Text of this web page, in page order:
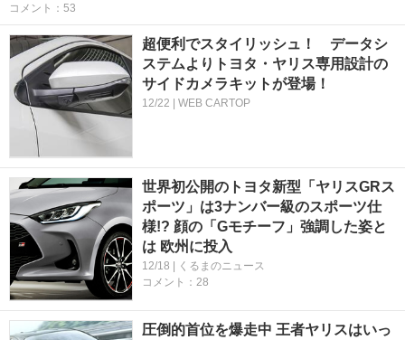
コメント：53
超便利でスタイリッシュ！ データシ
ステムよりトヨタ・ヤリス専用設計の
サイドカメラキットが登場！
12/22 | WEB CARTOP
世界初公開のトヨタ新型「ヤリスGRス
ポーツ」は3ナンバー級のスポーツ仕
様!? 顔の「Gモチーフ」強調した姿と
は 欧州に投入
12/18 | くるまのニュース
コメント：28
圧倒的首位を爆走中 王者ヤリスはいっ